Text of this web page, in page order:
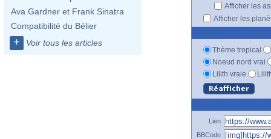
Ava Gardner et Frank Sinatra
Compatibilité du Bélier
+ Voir tous les articles
Afficher les
Afficher les
Thème tropical
Noeud nord vrai
Lilith vraie
Lien
BBCode